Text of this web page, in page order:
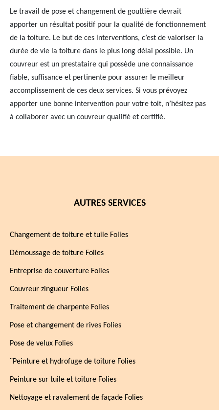
Le travail de pose et changement de gouttière devrait
apporter un résultat positif pour la qualité de fonctionnement
de la toiture. Le but de ces interventions, c’est de valoriser la
durée de vie la toiture dans le plus long délai possible. Un
couvreur est un prestataire qui possède une connaissance
fiable, suffisance et pertinente pour assurer le meilleur
accomplissement de ces deux services. Si vous prévoyez
apporter une bonne intervention pour votre toit, n’hésitez pas
à collaborer avec un couvreur qualifié et certifié.
AUTRES SERVICES
Changement de toiture et tuile Folies
Démoussage de toiture Folies
Entreprise de couverture Folies
Couvreur zingueur Folies
Traitement de charpente Folies
Pose et changement de rives Folies
Pose de velux Folies
¨Peinture et hydrofuge de toiture Folies
Peinture sur tuile et toiture Folies
Nettoyage et ravalement de façade Folies